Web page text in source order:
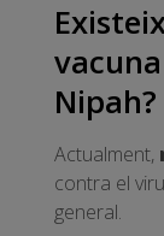
Nipah?
Actualment,
contra el
general.